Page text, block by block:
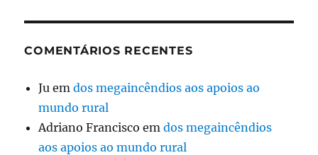
COMENTÁRIOS RECENTES
Ju emdos megaincêndios aos apoios ao
mundo rural
Adriano Francisco emdos megaincêndios
aos apoios ao mundo rural